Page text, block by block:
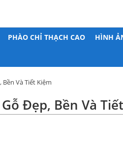
PHÀO CHỈ THẠCH CAO HÌNH
Và Tiết Kiệm
Đẹp, Bền Và